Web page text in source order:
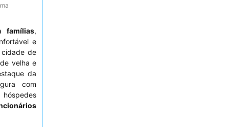
famílias,
e
de
velha e
da
com